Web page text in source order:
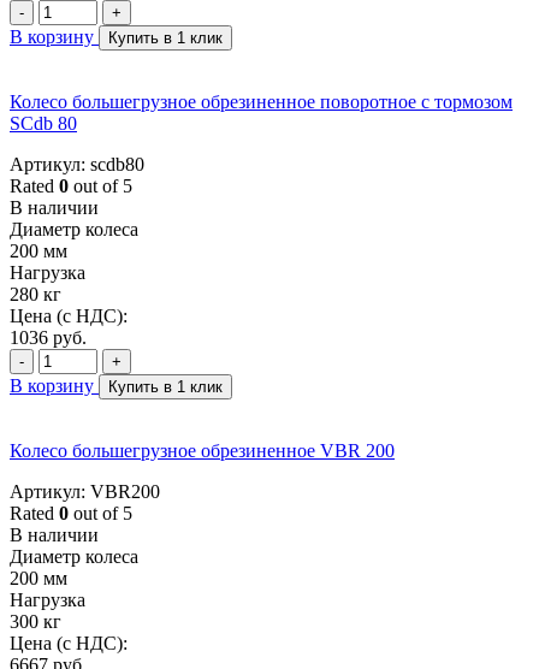
- +
В корзину Купить в 1 клик
Колесо большегрузное обрезиненное поворотное с тормозом
SCdb 80
Артикул: scdb80
Rated 0 out of 5
В наличии
Диаметр колеса
200 мм
Нагрузка
280 кг
Цена (с НДС):
1036 руб.
- +
В корзину Купить в 1 клик
Колесо большегрузное обрезиненное VBR 200
Артикул: VBR200
Rated 0 out of 5
В наличии
Диаметр колеса
200 мм
Нагрузка
300 кг
Цена (с НДС):
6667 руб.